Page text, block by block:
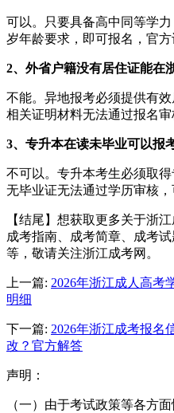
可以。只要具备高中同等学
岁年龄要求，即可报名，官方
2、外省户籍没有居住证能在
不能。异地报考必须提供有
相关证明材料无法通过报名
3、专升本在读未毕业可以报
不可以。专升本考生必须取
无毕业证无法通过学历审核，
【结尾】想获取更多关于浙
成考指南、成考简章、成考
等，敬请关注浙江成考网。
上一篇: 2026年浙江成人高考
明细
下一篇: 2026年浙江成考报名
改？官方解答
声明：
（一）由于考试政策等各方